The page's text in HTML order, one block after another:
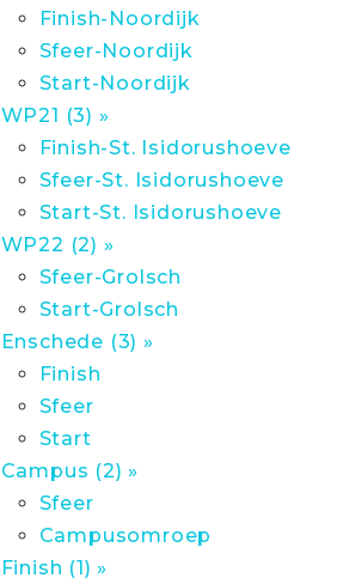
Finish-Noordijk
Sfeer-Noordijk
Start-Noordijk
WP21 (3) »
Finish-St. Isidorushoeve
Sfeer-St. Isidorushoeve
Start-St. Isidorushoeve
WP22 (2) »
Sfeer-Grolsch
Start-Grolsch
Enschede (3) »
Finish
Sfeer
Start
Campus (2) »
Sfeer
Campusomroep
Finish (1) »